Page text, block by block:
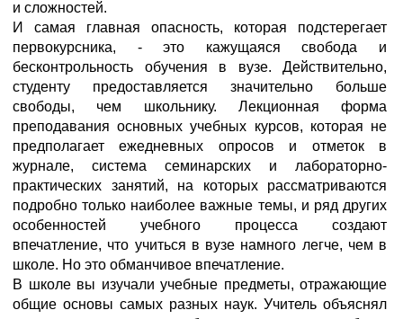
и сложностей.
И самая главная опасность, которая подстерегает
первокурсника, - это кажущаяся свобода и
бесконтрольность обучения в вузе. Действительно,
студенту предоставляется значительно больше
свободы, чем школьнику. Лекционная форма
преподавания основных учебных курсов, которая не
предполагает ежедневных опросов и отметок в
журнале, система семинарских и лабораторно-
практических занятий, на которых рассматриваются
подробно только наиболее важные темы, и ряд других
особенностей учебного процесса создают
впечатление, что учиться в вузе намного легче, чем в
школе. Но это обманчивое впечатление.
В школе вы изучали учебные предметы, отражающие
общие основы самых разных наук. Учитель объяснял